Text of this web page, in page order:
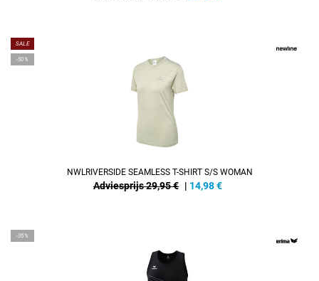
SALE
-50%
NWLRIVERSIDE SEAMLESS T-SHIRT S/S WOMAN
Adviesprijs 29,95 € | 14,98€
-35%